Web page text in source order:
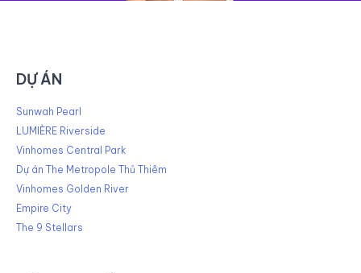
DỰ ÁN
Sunwah Pearl
LUMIÈRE Riverside
Vinhomes Central Park
Dự án The Metropole Thủ Thiêm
Vinhomes Golden River
Empire City
The 9 Stellars